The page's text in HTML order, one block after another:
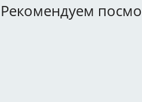
Рекомендуем